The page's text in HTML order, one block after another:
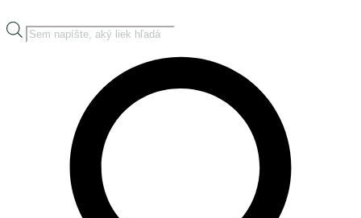
Products
search